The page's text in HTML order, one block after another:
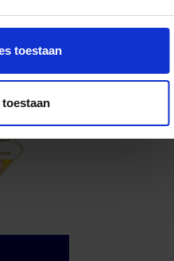
toestaan